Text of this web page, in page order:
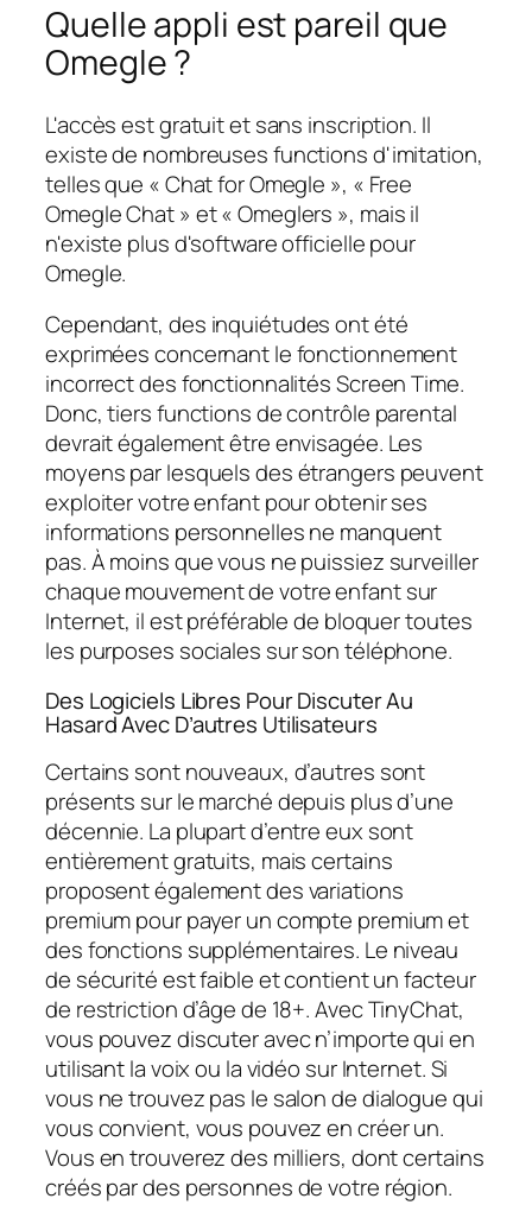
Quelle appli est pareil que
Omegle ?
L'accès est gratuit et sans inscription. Il
existe de nombreuses functions d'imitation,
telles que « Chat for Omegle », « Free
Omegle Chat » et « Omeglers », mais il
n'existe plus d'software officielle pour
Omegle.
Cependant, des inquiétudes ont été
exprimées concernant le fonctionnement
incorrect des fonctionnalités Screen Time.
Donc, tiers functions de contrôle parental
devrait également être envisagée. Les
moyens par lesquels des étrangers peuvent
exploiter votre enfant pour obtenir ses
informations personnelles ne manquent
pas. À moins que vous ne puissiez surveiller
chaque mouvement de votre enfant sur
Internet, il est préférable de bloquer toutes
les purposes sociales sur son téléphone.
Des Logiciels Libres Pour Discuter Au
Hasard Avec D’autres Utilisateurs
Certains sont nouveaux, d’autres sont
présents sur le marché depuis plus d’une
décennie. La plupart d’entre eux sont
entièrement gratuits, mais certains
proposent également des variations
premium pour payer un compte premium et
des fonctions supplémentaires. Le niveau
de sécurité est faible et contient un facteur
de restriction d’âge de 18+. Avec TinyChat,
vous pouvez discuter avec n’importe qui en
utilisant la voix ou la vidéo sur Internet. Si
vous ne trouvez pas le salon de dialogue qui
vous convient, vous pouvez en créer un.
Vous en trouverez des milliers, dont certains
créés par des personnes de votre région.